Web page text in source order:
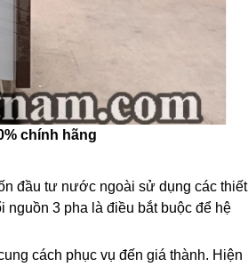
chính hãng
đầu tư nước ngoài sử dụng các thiết
nguồn 3 pha là điều bắt buộc để hệ
cách phục vụ đến giá thành. Hiện